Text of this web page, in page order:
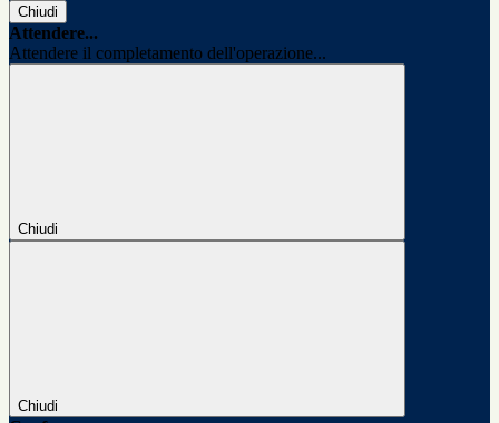
Chiudi
Attendere...
Attendere il completamento dell'operazione...
Chiudi
Chiudi